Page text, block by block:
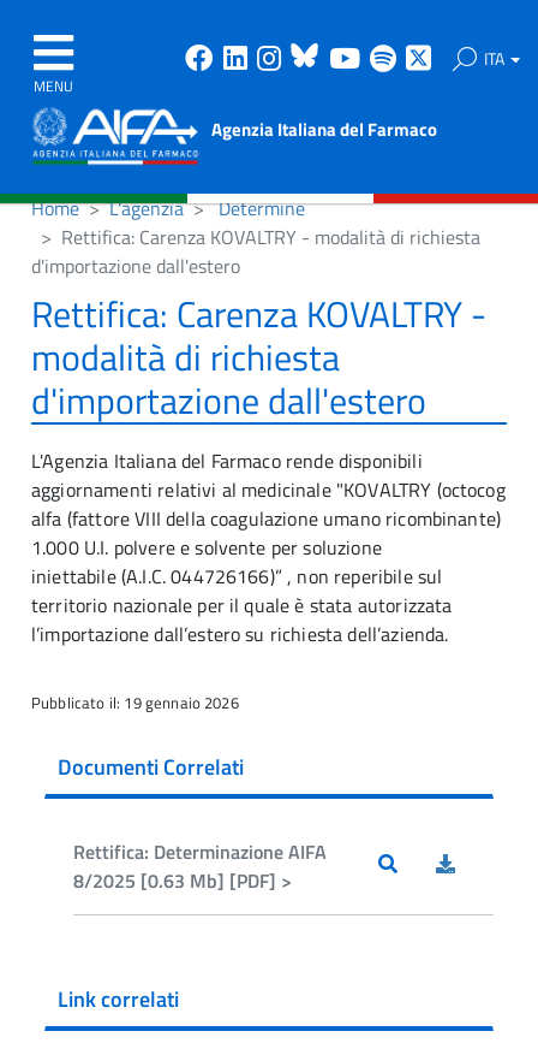
MENU
Facebook
Linkedin
Instagram
Bluesky
Youtube
Spotify ITA
Agenzia Italiana del Farmaco
Home L'agenzia
Determine
Rettifica: Carenza KOVALTRY - modalità di richiesta
d'importazione dall'estero
Rettifica: Carenza KOVALTRY -
modalità di richiesta
d'importazione dall'estero
L'Agenzia Italiana del Farmaco rende disponibili
aggiornamenti relativi al medicinale "KOVALTRY (octocog
alfa (fattore VIII della coagulazione umano ricombinante)
1.000 U.I. polvere e solvente per soluzione
iniettabile (A.I.C. 044726166)” , non reperibile sul
territorio nazionale per il quale è stata autorizzata
l’importazione dall’estero su richiesta dell’azienda.
Pubblicato il: 19 gennaio 2026
Documenti Correlati
Rettifica: Determinazione AIFA
8/2025 [0.63 Mb] [PDF] >
Link correlati